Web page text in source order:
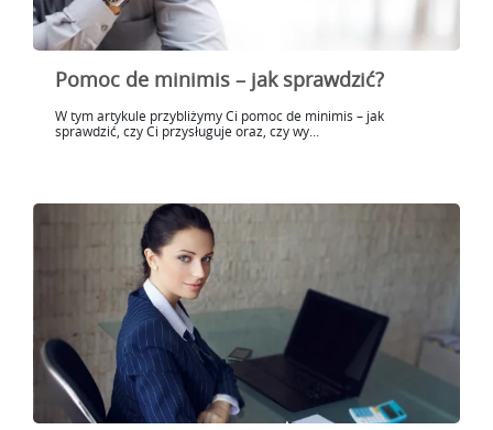
Pomoc de minimis – jak sprawdzić?
W tym artykule przybliżymy Ci pomoc de minimis – jak
sprawdzić, czy Ci przysługuje oraz, czy wy...